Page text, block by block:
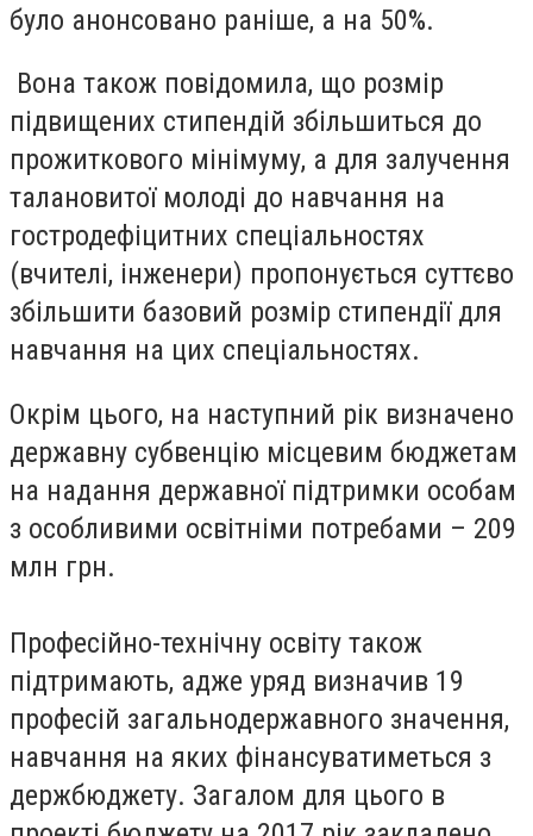
було анонсовано раніше, а на 50%.
Вона також повідомила, що розмір
підвищених стипендій збільшиться до
прожиткового мінімуму, а для залучення
талановитої молоді до навчання на
гостродефіцитних спеціальностях
(вчителі, інженери) пропонується суттєво
збільшити базовий розмір стипендії для
навчання на цих спеціальностях.
Окрім цього, на наступний рік визначено
державну субвенцію місцевим бюджетам
на надання державної підтримки особам
з особливими освітніми потребами – 209
млн грн.
Професійно-технічну освіту також
підтримають, адже уряд визначив 19
професій загальнодержавного значення,
навчання на яких фінансуватиметься з
держбюджету. Загалом для цього в